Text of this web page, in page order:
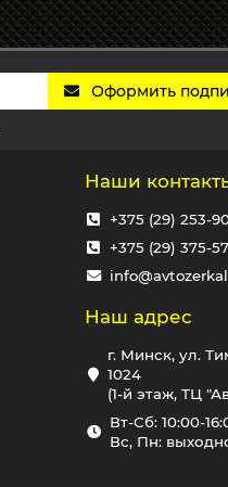
Оформить
Наши
+375 (29) 253-
+375 (29) 375-
Наш адрес
г. Минск, ул.
1024
(1-й этаж, ТЦ
Вт-Сб: 10:00-
Вс, Пн: